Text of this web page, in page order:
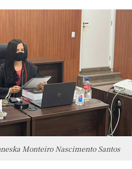
Monteiro Nascimento Santos